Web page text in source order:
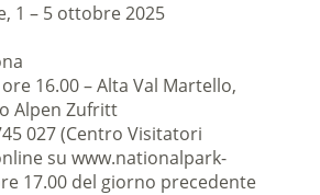
1 – 5 ottobre 2025
ore 16.00 – Alta Val Martello,
Alpen Zufritt
027 (Centro Visitatori
su www.nationalpark-
17.00 del giorno precedente